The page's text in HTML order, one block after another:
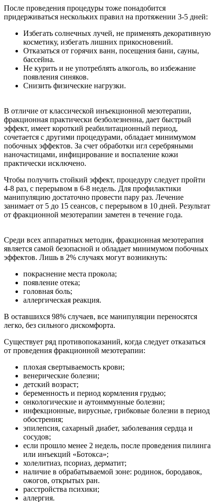
После проведения процедуры тоже понадобится
придерживаться нескольких правил на протяжении 3-5 дней:
Избегать солнечных лучей, не применять декоративную
косметику, избегать лишних прикосновений.
Отказаться от горячих ванн, посещения бани, сауны,
бассейна.
Не курить и не употреблять алкоголь, во избежание
появления синяков.
Снизить физические нагрузки.
В отличие от классической инъекционной мезотерапии,
фракционная практически безболезненна, дает быстрый
эффект, имеет короткий реабилитационный период,
сочетается с другими процедурами, обладает минимумом
побочных эффектов. За счет обработки игл серебряными
наночастицами, инфицирование и воспаление кожи
практически исключено.
Чтобы получить стойкий эффект, процедуру следует пройти
4-8 раз, с перерывом в 6-8 недель. Для профилактики
манипуляцию достаточно провести пару раз. Лечение
занимает от 5 до 15 сеансов, с перерывом в 10 дней. Результат
от фракционной мезотерапии заметен в течение года.
Среди всех аппаратных методик, фракционная мезотерапия
является самой безопасной и обладает минимумом побочных
эффектов. Лишь в 2% случаях могут возникнуть:
покраснение места прокола;
появление отека;
головная боль;
аллергическая реакция.
В оставшихся 98% случаев, все манипуляции переносятся
легко, без сильного дискомфорта.
Существует ряд противопоказаний, когда следует отказаться
от проведения фракционной мезотерапии:
плохая свертываемость крови;
венерические болезни;
детский возраст;
беременность и период кормления грудью;
онкологические и аутоиммунные болезни;
инфекционные, вирусные, грибковые болезни в период
обострения;
эпилепсия, сахарный диабет, заболевания сердца и
сосудов;
если прошло менее 2 недель, после проведения пилинга
или инъекций «Ботокса»;
холелитиаз, псориаз, дерматит;
наличие в обрабатываемой зоне: родинок, бородавок,
ожогов, открытых ран.
расстройства психики;
аллергия.